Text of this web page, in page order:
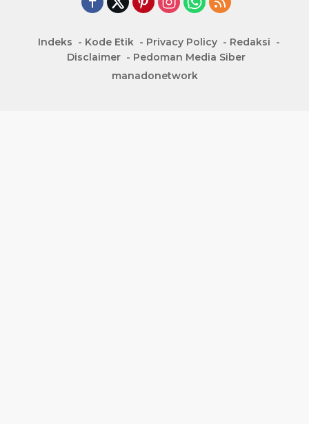
Indeks Kode Etik Privacy Policy
Redaksi
Disclaimer
Pedoman Media Siber
manadonetwork